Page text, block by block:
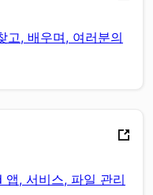
고, 배우며, 여러분의
, 서비스, 파일 관리